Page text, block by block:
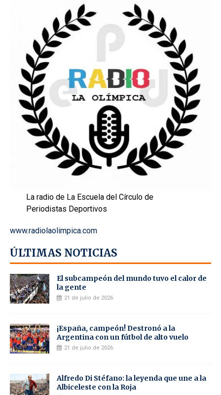
La radio de La Escuela del Círculo de
Periodistas Deportivos
www.radiolaolimpica.com
ÚLTIMAS NOTICIAS
El subcampeón del mundo tuvo el calor de
la gente
21 de julio de 2026
¡España, campeón! Destronó a la
Argentina con un fútbol de alto vuelo
21 de julio de 2026
Alfredo Di Stéfano: la leyenda que une a la
Albiceleste con la Roja